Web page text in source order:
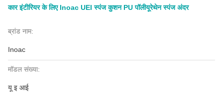
कार इंटीरियर के लिए Inoac UEI स्पंज कुशन PU पॉलीयूरेथेन स्पंज अंदर
ब्रांड नाम:
Inoac
मॉडल संख्या:
यू इ आई